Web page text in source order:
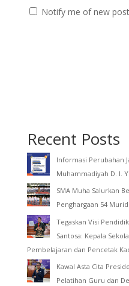
Notify me of new
Recent Posts
Informasi Perubahan
Muhammadiyah D. I.
SMA Muha Salurkan
Penghargaan 54
Tegaskan Visi
Santosa: Kepala
Pembelajaran dan Pencetak
Kawal Asta Cita
Pelatihan Guru dan